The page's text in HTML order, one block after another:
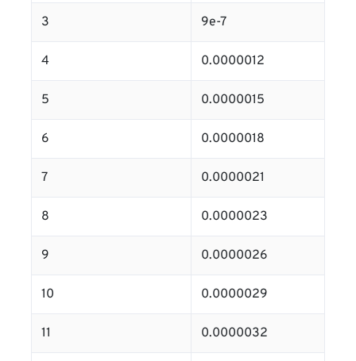
3 9e-7
4 0.0000012
5 0.0000015
6 0.0000018
7 0.0000021
8 0.0000023
9 0.0000026
10 0.0000029
11 0.0000032